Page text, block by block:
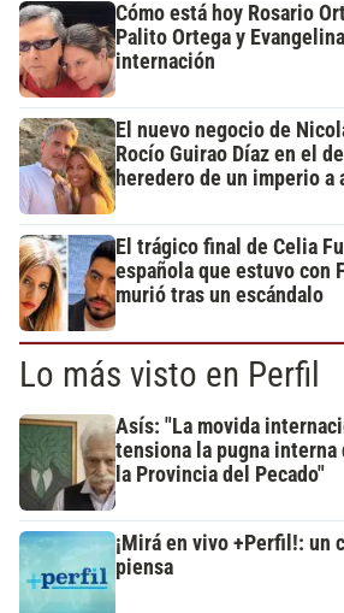
Cómo está hoy Rosario
Palito Ortega y
internación
El nuevo negocio de
Rocío Guirao Díaz en el
heredero de un imperio
El trágico final de Celia
española que estuvo con
murió tras un escándalo
Lo más visto en Perfil
Asís: "La movida
tensiona la pugna interna
la Provincia del Pecado"
¡Mirá en vivo +Perfil!: un
piensa